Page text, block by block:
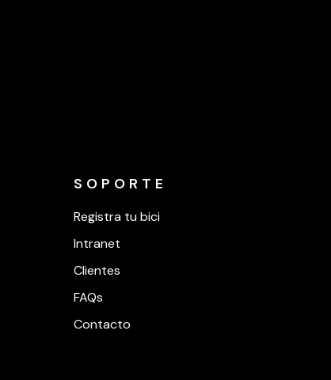
SOPORTE
Registra tu bici
Intranet
Clientes
FAQs
Contacto